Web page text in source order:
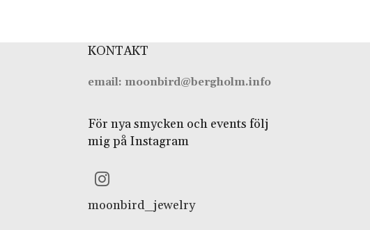
KONTAKT
email: moonbird@bergholm.info
För nya smycken och events följ
mig på Instagram
moonbird_jewelry